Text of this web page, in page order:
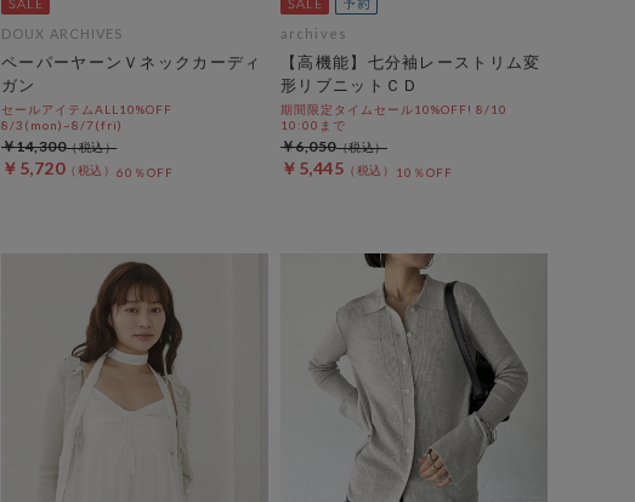
DOUX ARCHIVES
ペーパーヤーンＶネックカーディ
ガン
セールアイテムALL10%OFF
8/3(mon)~8/7(fri)
￥5,720 60％OFF
￥14,300
archives
【高機能】七分袖レーストリム変
形リブニットＣＤ
期間限定タイムセール10%OFF! 8/10
10:00まで
￥5,445 10％OFF
￥6,050